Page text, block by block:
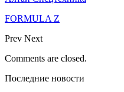
FORMULA Z
Prev Next
Comments are closed.
Последние новости